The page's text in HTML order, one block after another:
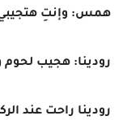
همس: وإنتِ هتجيبي
رودينا: هجيب لحوم
رودينا راحت عند